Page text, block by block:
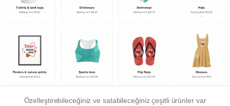
Özelleştirebileceğiniz ve satabileceğiniz çeşitli ürünler var